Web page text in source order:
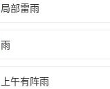
局部雷雨
雨
上午有阵雨